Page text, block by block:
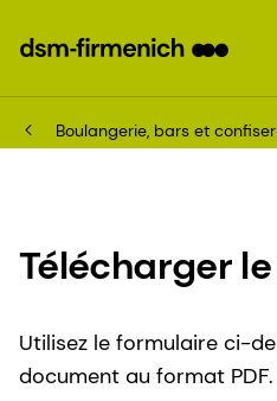
Boulangerie, bars et
Télécharger
Utilisez le formulaire ci-
document au format PDF.